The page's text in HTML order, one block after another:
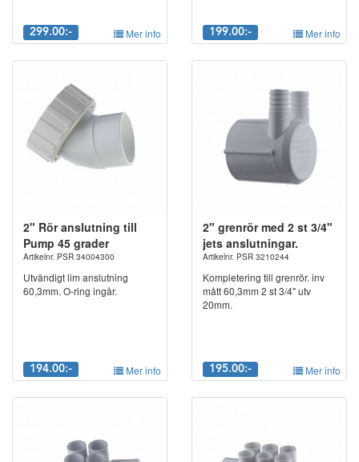
299.00:- Mer info 199.00:- Mer info
2" Rör anslutning till
Pump 45 grader
Artikelnr. PSR 34004300
Utvändigt lim anslutning
60,3mm. O-ring ingår.
194.00:- Mer info
2" grenrör med 2 st 3/4"
jets anslutningar.
Artikelnr. PSR 3210244
Kompletering till grenrör. inv
mått 60,3mm 2 st 3/4" utv
20mm.
195.00:- Mer info